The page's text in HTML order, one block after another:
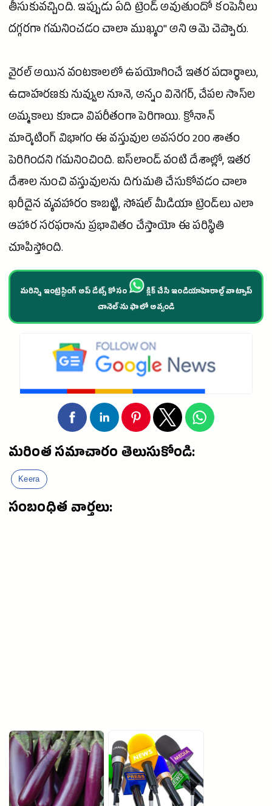
తీసుకువచ్చింది. ఇప్పుడు ఏది ట్రెండ్ అవుతుందో కంపెనీలు
దగ్గరగా గమనించడం చాలా ముఖ్యం" అని ఆమె చెప్పారు.
వైరల్ అయిన వంటకాలలో ఉపయోగించే ఇతర పదార్థాలు,
ఉదాహరణకు నువ్వుల నూనె, అన్నం వినెగర్, చేపల సాస్‌ల
అమ్మకాలు కూడా విపరీతంగా పెరిగాయి. క్రోనాన్
మార్కెటింగ్ విభాగం ఈ వస్తువుల అవసరం 200 శాతం
పెరిగిందని గమనించింది. ఐస్‌లాండ్ వంటి దేశాల్లో, ఇతర
దేశాల నుంచి వస్తువులను దిగుమతి చేసుకోవడం చాలా
ఖరీదైన వ్యవహారం కాబట్టి, సోషల్ మీడియా ట్రెండ్‌లు ఎలా
ఆహార సరఫరాను ప్రభావితం చేస్తాయో ఈ పరిస్థితి
చూపిస్తోంది.
మరిన్ని ఇంట్రెస్టింగ్ అప్ డేట్స్ కోసం
క్లిక్ చేసి ఇండియాహెరాల్డ్ వాట్సాప్
చానెల్·ను ఫాలో అవ్వండి
మరింత సమాచారం తెలుసుకోండి:
Keera
సంబంధిత వార్తలు: